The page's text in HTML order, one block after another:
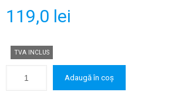
119,0 lei
TVA INCLUS
Adaugă în coș